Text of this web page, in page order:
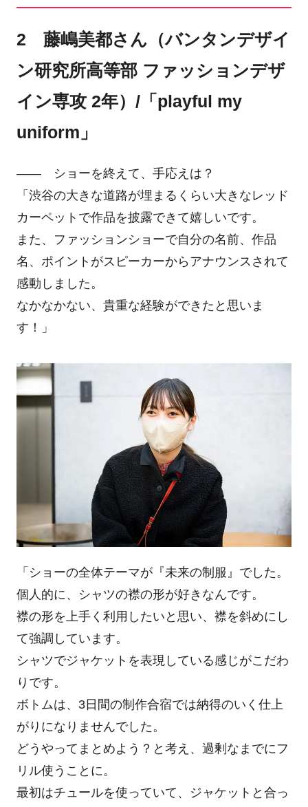
2 藤嶋美都さん（バンタンデザイ
ン研究所高等部 ファッションデザ
イン専攻 2年）/「playful my
uniform」
―― ショーを終えて、手応えは？
「渋谷の大きな道路が埋まるくらい大きなレッド
カーペットで作品を披露できて嬉しいです。
また、ファッションショーで自分の名前、作品
名、ポイントがスピーカーからアナウンスされて
感動しました。
なかなかない、貴重な経験ができたと思いま
す！」
「ショーの全体テーマが『未来の制服』でした。
個人的に、シャツの襟の形が好きなんです。
襟の形を上手く利用したいと思い、襟を斜めにし
て強調しています。
シャツでジャケットを表現している感じがこだわ
りです。
ボトムは、3日間の制作合宿では納得のいく仕上
がりになりませんでした。
どうやってまとめよう？と考え、過剰なまでにフ
リル使うことに。
最初はチュールを使っていて、ジャケットと合っ